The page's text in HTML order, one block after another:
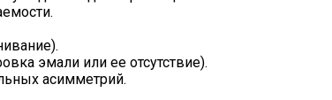
эмали или ее отсутствие).
асимметрий.